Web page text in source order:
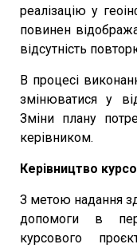
реалізацію у
повинен
відсутність
В процесі
змінюватися у
Зміни плану
керівником.
Керівництво
З метою надання
допомоги в
курсового